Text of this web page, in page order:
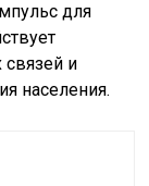
для
и
населения.